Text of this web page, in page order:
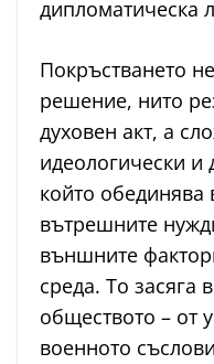
дипломатическа
Покръстването
решение, нито
духовен акт, а
идеологически и
който обединява
вътрешните
външните
среда. То засяга
обществото – от
военното